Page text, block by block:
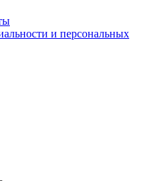
и персональных